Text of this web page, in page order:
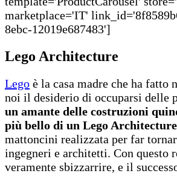
marketplace='IT'
8ebc-12019e687483']
Lego Architecture
Lego è la casa madre che ha fatto
noi il desiderio di occuparsi delle
un amante delle costruzioni
più bello di un Lego Architecture
mattoncini realizzata per far
ingegneri e architetti. Con questo
veramente sbizzarrire, e il